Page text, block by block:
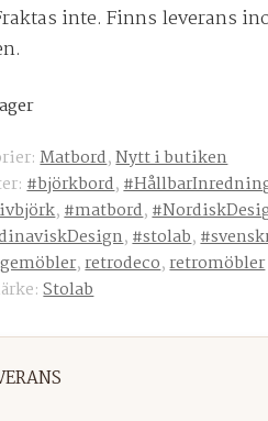
inte. Finns leverans
Matbord,Nytt i butiken
#björkbord,
,#matbord,
,#stolab,
,retrodeco,retromöbler
Stolab